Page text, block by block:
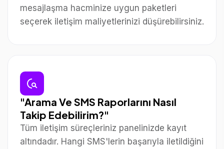
mesajlaşma hacminize uygun paketleri
seçerek iletişim maliyetlerinizi düşürebilirsiniz.
"Arama Ve SMS Raporlarını Nasıl
Takip Edebilirim?"
Tüm iletişim süreçleriniz panelinizde kayıt
altındadır. Hangi SMS'lerin başarıyla iletildiğini